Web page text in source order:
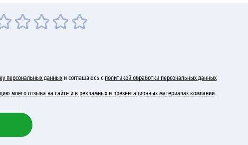
персональных данных и соглашаюсь с политикой обработки персональных данных
моего отзыва на сайте и в рекламных и презентационных материалах компании